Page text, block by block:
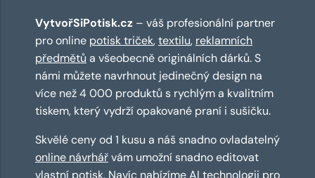
VytvořSiPotisk.cz – váš profesionální partner
pro online potisk triček,textilu, reklamních
předmětů a všeobecně originálních dárků. S
námi můžete navrhnout jedinečný design na
více než 4 000 produktů s rychlým a kvalitním
tiskem, který vydrží opakované praní i sušičku.
Skvělé ceny od 1 kusu a náš snadno ovladatelný
online návrhářvám umožní snadno editovat
vlastní potisk. Navíc nabízímeAI technologii pro